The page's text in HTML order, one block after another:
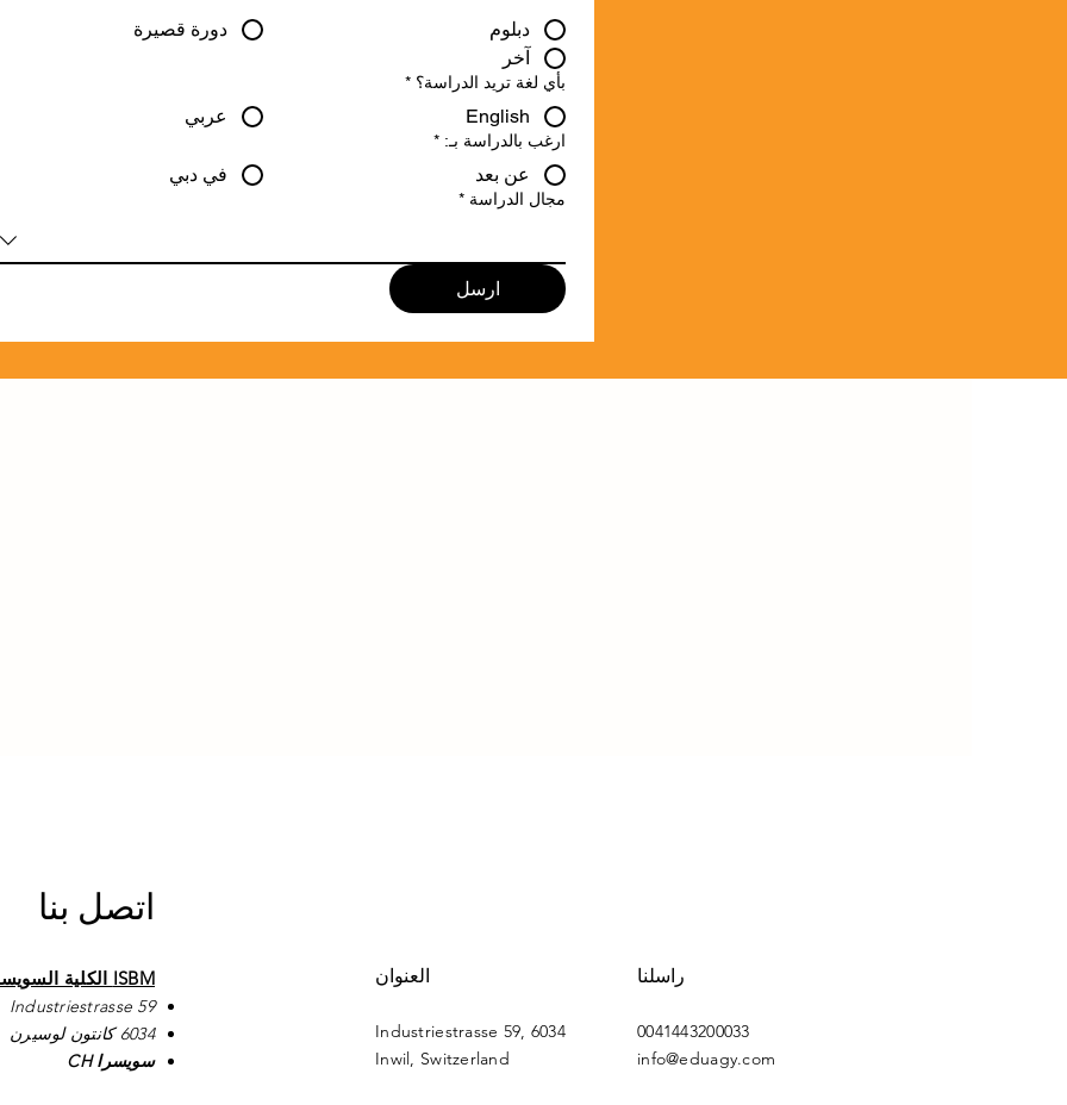
دبلوم
دورة قصيرة
آخر
بأي لغة تريد الدراسة؟ *
English عربي
ارغب بالدراسة بـ: *
عن بعد في دبي
مجال الدراسة *
ارسل
اتصل بنا
ISBM الكلية السويسرية الدولية لإدارة الأعمال
Industriestrasse 59
6034 كانتون لوسيرن
سويسرا CH
العنوان
Industriestrasse 59, 6034
Inwil, Switzerland
راسلنا
0041443200033
info@eduagy.com